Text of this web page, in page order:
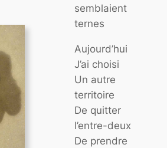
semblaient
ternes
Aujourd’hui
J’ai choisi
Un autre
territoire
De quitter
l’entre-deux
De prendre